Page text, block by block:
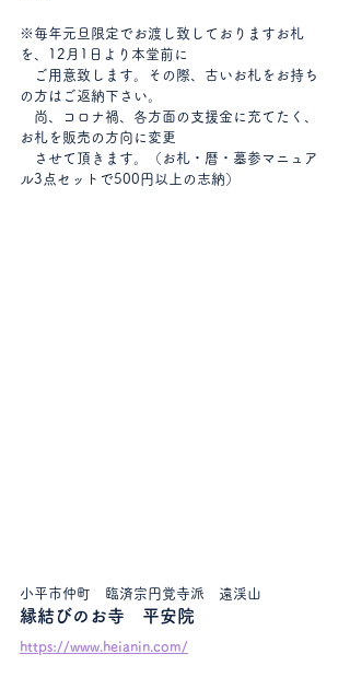
※毎年元旦限定でお渡し致しておりますお札
を、12月1日より本堂前に
ご用意致します。その際、古いお札をお持ち
の方はご返納下さい。
尚、コロナ禍、各方面の支援金に充てたく、
お札を販売の方向に変更
させて頂きます。（お札・暦・墓参マニュア
ル3点セットで500円以上の志納）
小平市仲町　臨済宗円覚寺派　遠渓山
縁結びのお寺　平安院
https://www.heianin.com/